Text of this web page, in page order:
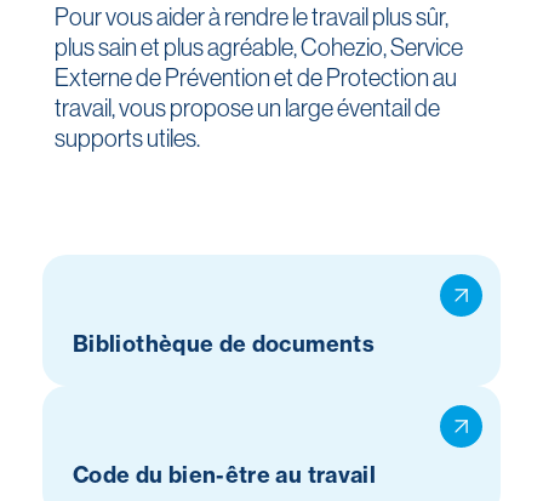
Pour vous aider à rendre le travail plus sûr,
plus sain et plus agréable, Cohezio, Service
Externe de Prévention et de Protection au
travail, vous propose un large éventail de
supports utiles.
Bibliothèque de documents
Code du bien-être au travail